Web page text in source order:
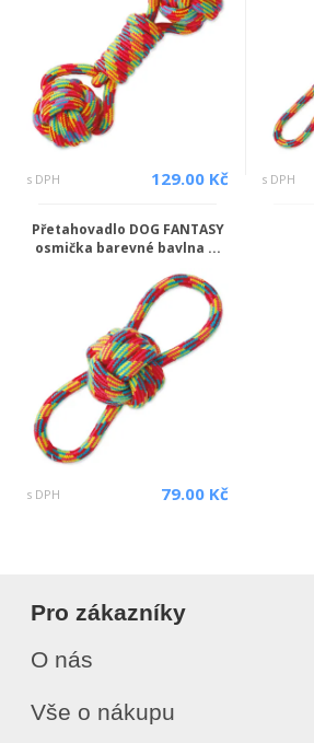
s DPH 129.00 Kč s DPH
Přetahovadlo DOG FANTASY
osmička barevné bavlna ...
s DPH 79.00 Kč
Pro zákazníky
O nás
Vše o nákupu